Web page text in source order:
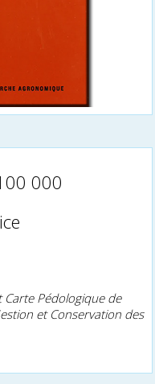
000
Carte Pédologique de
et Conservation des